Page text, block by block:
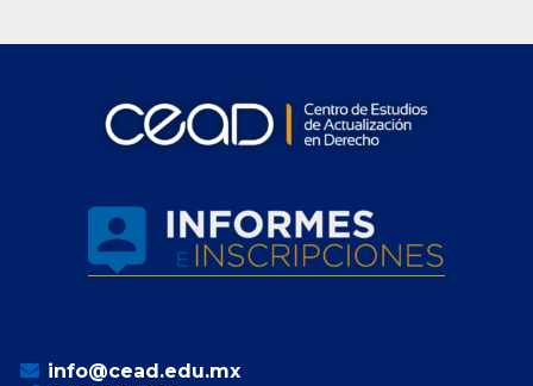
info@cead.edu.mx